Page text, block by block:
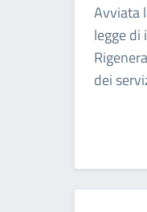
Avviata
legge di
dei